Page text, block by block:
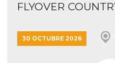
FLYOVER
30 OCTUBRE 2026